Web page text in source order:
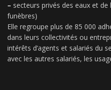
– secteurs privés des eaux et
funèbres)
Elle regroupe plus de 85 000
dans leurs collectivités ou
intérêts d’agents et salariés du
avec les autres salariés, les